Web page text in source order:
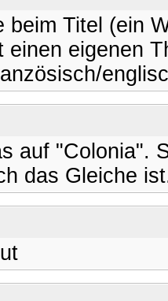
beim Titel (ein
einen eigenen
auf "Colonia".
das Gleiche